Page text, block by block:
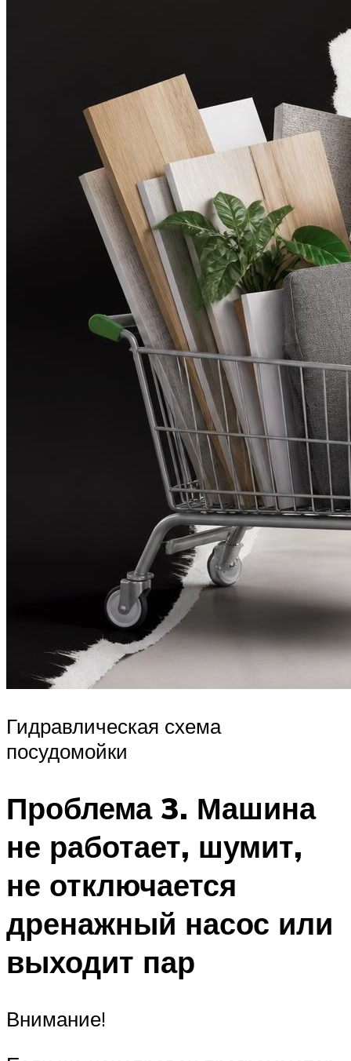
Гидравлическая схема
посудомойки
Проблема 3. Машина
не работает, шумит,
не отключается
дренажный насос или
выходит пар
Внимание!